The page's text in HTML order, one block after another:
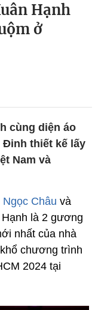
Hạnh
ở
cùng diện áo
Đinh thiết kế lấy
Nam và
Ngọc Châu và
là 2 gương
nhất của nhà
chương trình
2024 tại